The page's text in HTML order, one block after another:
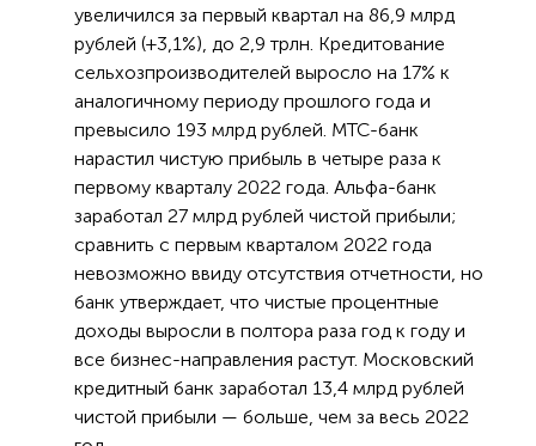
увеличился за первый квартал на 86,9 млрд
рублей (+3,1%), до 2,9 трлн. Кредитование
сельхозпроизводителей выросло на 17% к
аналогичному периоду прошлого года и
превысило 193 млрд рублей. МТС-банк
нарастил чистую прибыль в четыре раза к
первому кварталу 2022 года. Альфа-банк
заработал 27 млрд рублей чистой прибыли;
сравнить с первым кварталом 2022 года
невозможно ввиду отсутствия отчетности, но
банк утверждает, что чистые процентные
доходы выросли в полтора раза год к году и
все бизнес-направления растут. Московский
кредитный банк заработал 13,4 млрд рублей
чистой прибыли — больше, чем за весь 2022